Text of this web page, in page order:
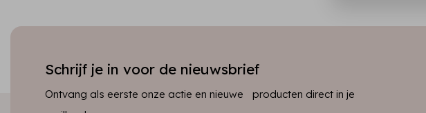
Schrijf je in voor de nieuwsbrief
Ontvang als eerste onze actie en nieuwe producten direct in je